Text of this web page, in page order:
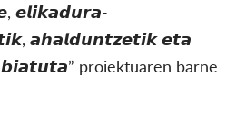
𝙚𝙡𝙞𝙠𝙖𝙙𝙪𝙧𝙖-
𝙖𝙝𝙖𝙡𝙙𝙪𝙣𝙩𝙯𝙚𝙩𝙞𝙠 𝙚𝙩𝙖
proiektuaren barne